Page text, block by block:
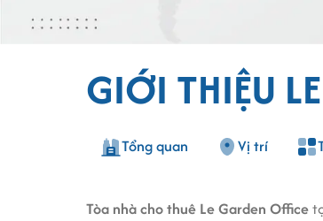
GIỚI THIỆU
Tổng quan Vị trí
Tòa nhà cho thuê Le Garden Office